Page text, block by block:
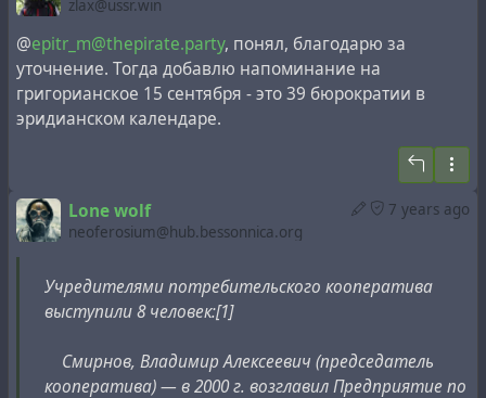
Шамалов, Николай Терентьевич — совладелец
банка «Россия», бывший представитель в
Петербурге компании Siemens департамент
Medical Solutions, занимающийся разработкой и
производством медицинской техники); в 2010 г.
появились сообщения, что через подконтрольные
предпринимателей деньги на «дворец Путина»
около Геленджика[3].
С 2003 года его старший сын Юрий возглавляет
крупнейший в России негосударственный
принадлежит «Газпромбанк»), младший сын Кирилл
— вице-президент «СИБУРа» по административной
zlax@ussr.win
@epitr_m@thepirate.party, понял, благодарю за
уточнение. Тогда добавлю напоминание на
григорианское 15 сентября - это 39 бюрократии в
эридианском календаре.
7 years ago
Lone wolf
neoferosium@hub.bessonnica.org
Учредителями потребительского кооператива
выступили 8 человек:[1]
Смирнов, Владимир Алексеевич (председатель
кооператива) — в 2000 г. возглавил Предприятие по